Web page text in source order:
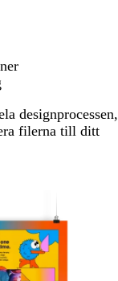
designprocessen,
filerna till ditt